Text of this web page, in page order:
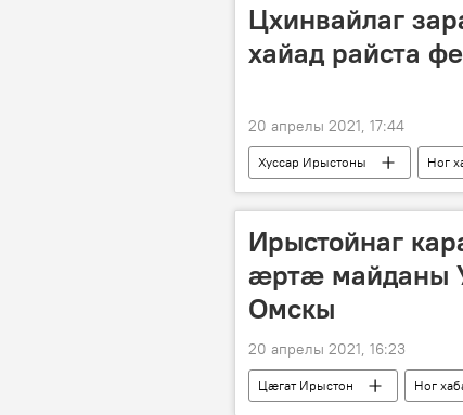
Цхинвайлаг
хайад райста
20 апрелы 2021, 17:44
Хуссар Ирыстоны Ног
Ирыстойнаг
ӕртӕ майданы
Омскы
20 апрелы 2021, 16:23
Цӕгат Ирыстон Ног